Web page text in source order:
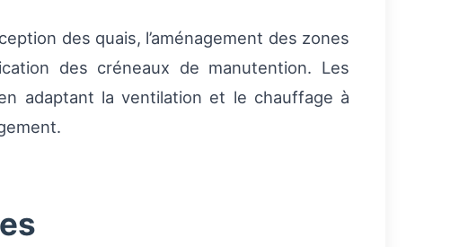
des quais, l’aménagement des zones
des créneaux de manutention. Les
adaptant la ventilation et le chauffage à